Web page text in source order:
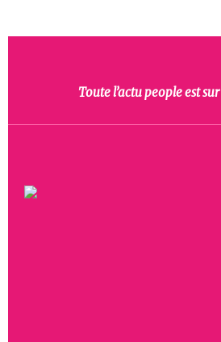
Toute l’actu people est sur